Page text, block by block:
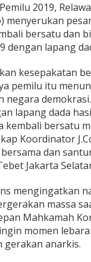
P
e
r
s
a
u
a
n
B
a
n
g
s
a
2019,
menyerukan
bersatu dan
dengan lapang
kesepakatan
pemilu itu
negara
lapang dada
kembali bersatu
Koordinator
dan
Jakarta
mengingatkan
massa
Mahkamah
momen
gerakan anarkis.